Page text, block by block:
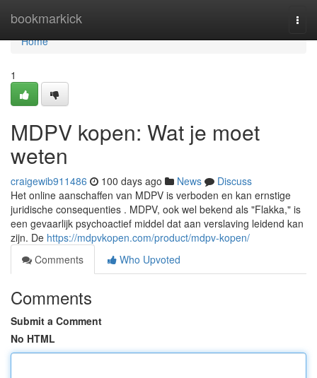
bookmarkick
Home
Home
1
MDPV kopen: Wat je moet
weten
craigewib911486 100 days ago News
Discuss
Het online aanschaffen van MDPV is verboden en kan ernstige
juridische consequenties . MDPV, ook wel bekend als "Flakka," is
een gevaarlijk psychoactief middel dat aan verslaving leidend kan
zijn. De https://mdpvkopen.com/product/mdpv-kopen/
Comments
Who Upvoted
Comments
Submit a Comment
No HTML